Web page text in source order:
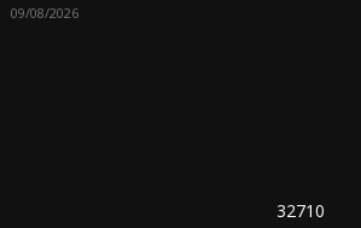
09/08/2026
32710